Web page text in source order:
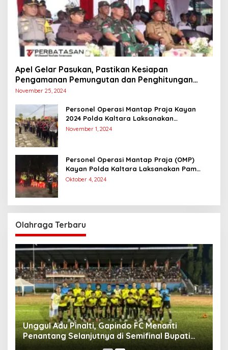
Apel Gelar Pasukan, Pastikan Kesiapan
Pengamanan Pemungutan dan Penghitungan
Suara
November 25, 2024
Personel Operasi Mantap Praja Kayan
2024 Polda Kaltara Laksanakan
Pengamanan Simulasi Pemungutan dan
November 1, 2024
Personel Operasi Mantap Praja (OMP)
Kayan Polda Kaltara Laksanakan Pam
Kampanye Paslon Gubernur dan Wakil
Oktober 4, 2024
Olahraga Terbaru
Unggul Adu Pinalti, Gapindo FC Menanti
Penantang Selanjutnya di Semifinal Bupati
Cup 2024